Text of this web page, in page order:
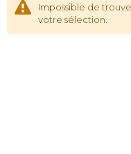
Impossible de
votre sélection.